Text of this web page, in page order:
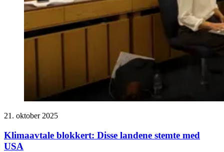
21. oktober 2025
Klimaavtale blokkert: Disse landene stemte med
USA